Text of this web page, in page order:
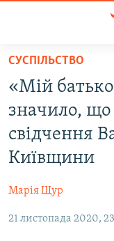
Перейти
основного
матеріалу
Перейти
до
основної
Перейти
до
РАДІО СВОБОДА –
СТАТТІ
ПОЛІТИКА
СУСПІЛЬСТВО
КУЛЬТУРА
ВІЙНА
ДОНБАС.РЕАЛІЇ
КРИМ.РЕАЛІЇ
СУСПІЛЬСТВО
«Мій
значило, що
свідчення
Київщини
Марія Щур
21 листопада 2020,